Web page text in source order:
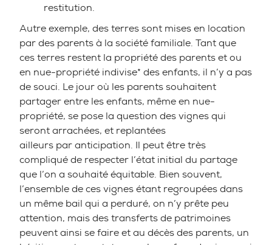
restitution.
Autre exemple, des terres sont mises en location
par des parents à la société familiale. Tant que
ces terres restent la propriété des parents et ou
en nue-propriété indivise* des enfants, il n’y a pas
de souci. Le jour où les parents souhaitent
partager entre les enfants, même en nue-
propriété, se pose la question des vignes qui
seront arrachées, et replantées
ailleurs par anticipation. Il peut être très
compliqué de respecter l’état initial du partage
que l’on a souhaité équitable. Bien souvent,
l’ensemble de ces vignes étant regroupées dans
un même bail qui a perduré, on n’y prête peu
attention, mais des transferts de patrimoines
peuvent ainsi se faire et au décès des parents, un